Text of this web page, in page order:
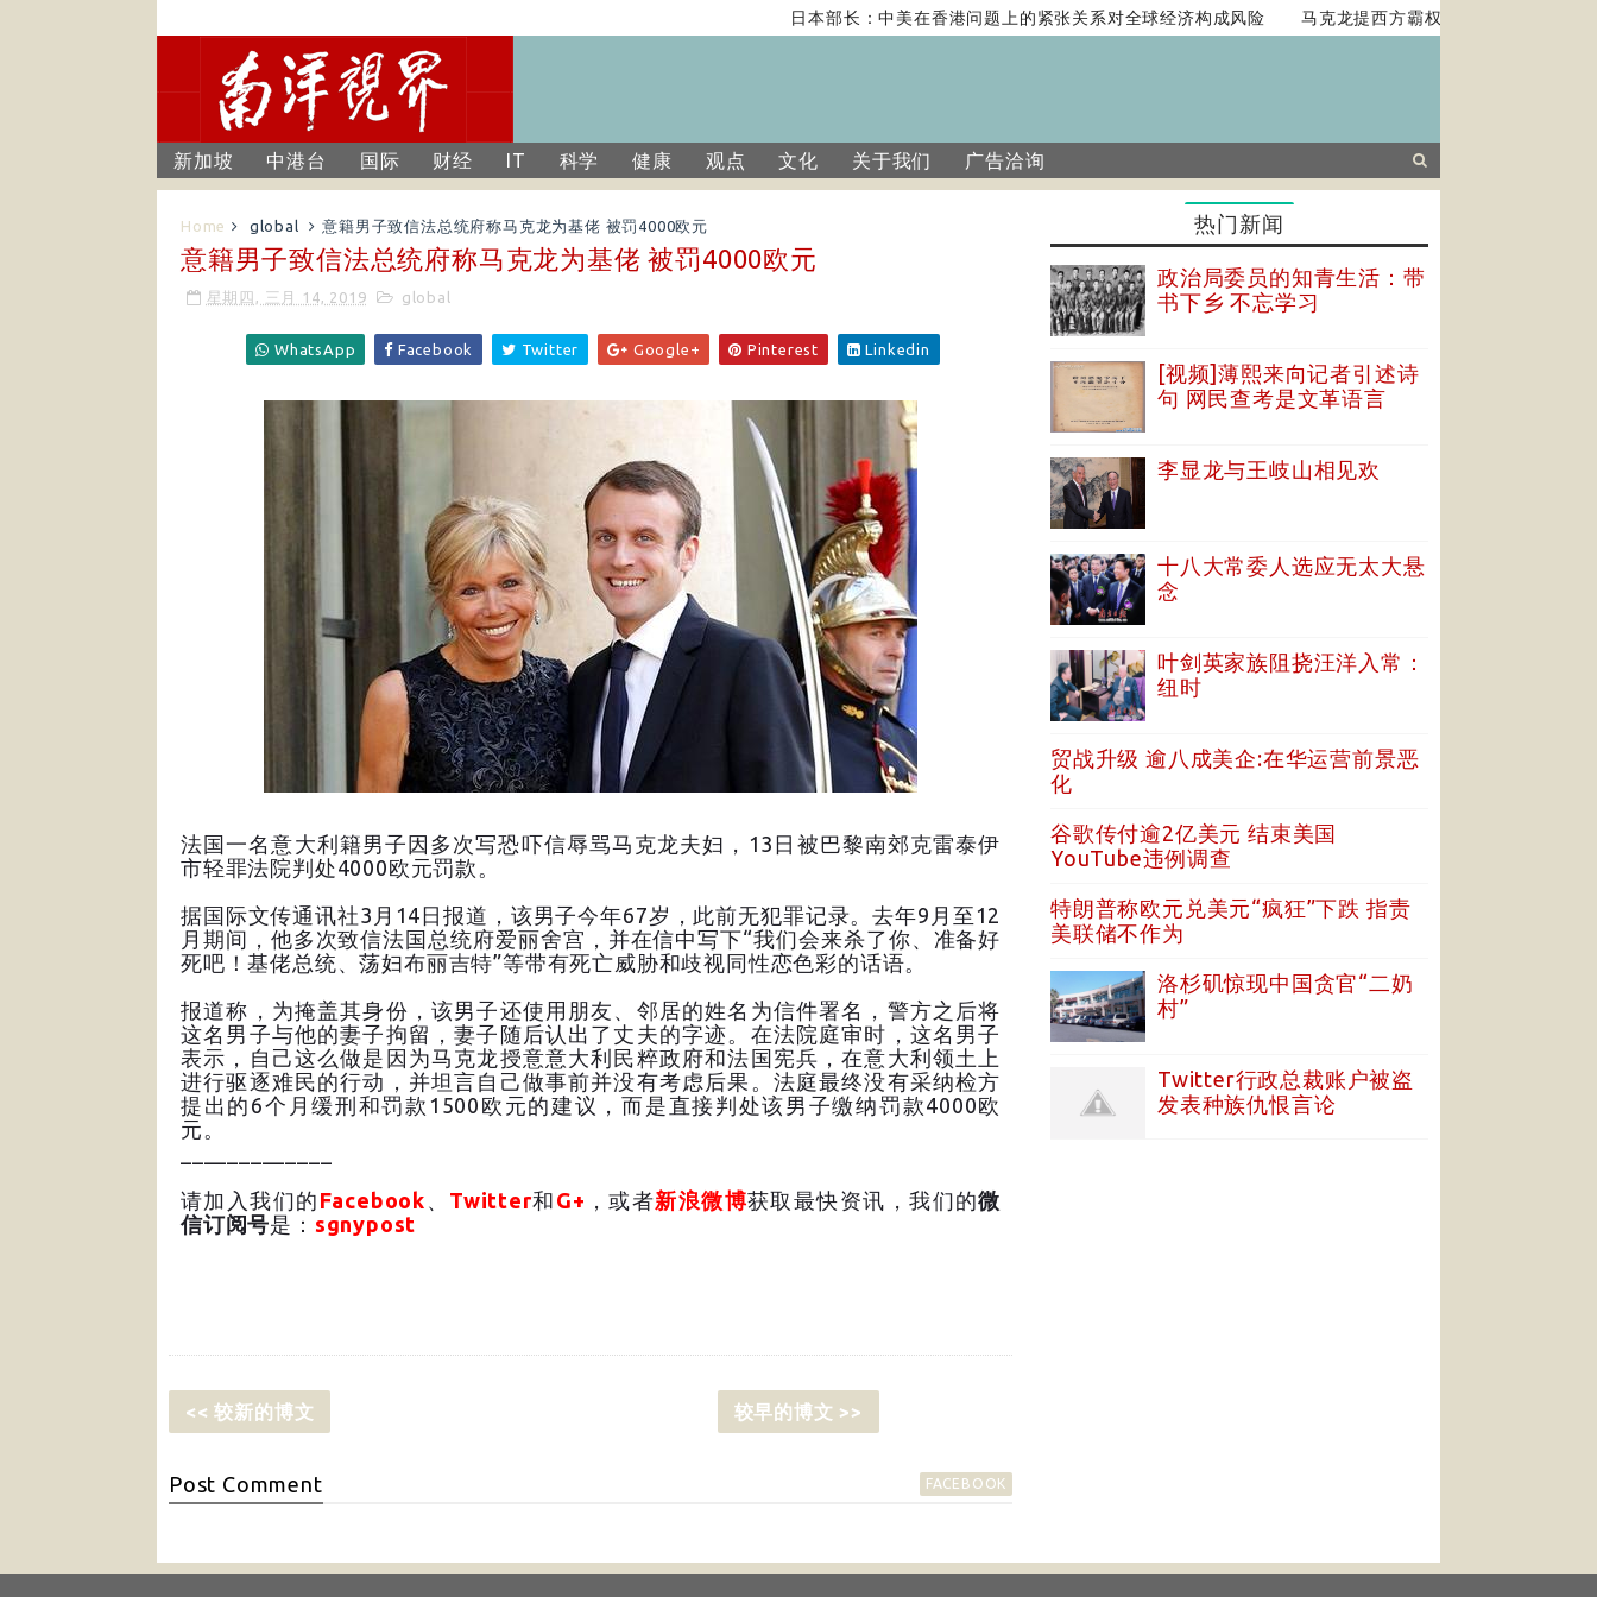
日本部长：中美在香港问题上的紧张关系对全球经济构成风险 马克龙提西方霸权或终结 主张法国扮演
新加坡 中港台 国际 财经 IT 科学 健康 观点 文化 关于我们 广告洽询
Home global 意籍男子致信法总统府称马克龙为基佬 被罚4000欧元
意籍男子致信法总统府称马克龙为基佬 被罚4000欧元
星期四, 三月 14, 2019 global
WhatsApp Facebook Twitter Google+ Pinterest Linkedin
法国一名意大利籍男子因多次写恐吓信辱骂马克龙夫妇，13日被巴黎南郊克雷泰伊
市轻罪法院判处4000欧元罚款。
据国际文传通讯社3月14日报道，该男子今年67岁，此前无犯罪记录。去年9月至12
月期间，他多次致信法国总统府爱丽舍宫，并在信中写下“我们会来杀了你、准备好
死吧！基佬总统、荡妇布丽吉特”等带有死亡威胁和歧视同性恋色彩的话语。
报道称，为掩盖其身份，该男子还使用朋友、邻居的姓名为信件署名，警方之后将
这名男子与他的妻子拘留，妻子随后认出了丈夫的字迹。在法院庭审时，这名男子
表示，自己这么做是因为马克龙授意意大利民粹政府和法国宪兵，在意大利领土上
进行驱逐难民的行动，并坦言自己做事前并没有考虑后果。法庭最终没有采纳检方
提出的6个月缓刑和罚款1500欧元的建议，而是直接判处该男子缴纳罚款4000欧
元。
请加入我们的 Facebook 、 Twitter和 G+ ，或者新浪微博获取最快资讯，我们的微
信订阅号是： sgnypost
<< 较新的博文 较早的博文 >>
Post Comment FACEBOOK
热门新闻
政治局委员的知青生活：带
书下乡 不忘学习
[视频]薄熙来向记者引述诗
句 网民查考是文革语言
李显龙与王岐山相见欢
十八大常委人选应无太大悬
念
叶剑英家族阻挠汪洋入常：
纽时
贸战升级 逾八成美企:在华运营前景恶
化
谷歌传付逾2亿美元 结束美国
YouTube违例调查
特朗普称欧元兑美元“疯狂”下跌 指责
美联储不作为
洛杉矶惊现中国贪官“二奶
村”
Twitter行政总裁账户被盗
发表种族仇恨言论